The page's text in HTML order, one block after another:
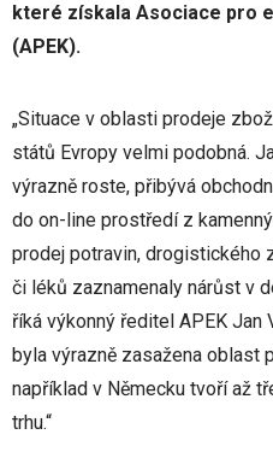
které získala Asociace pro
(APEK).
„Situace v oblasti prodeje
států Evropy velmi podobná.
výrazně roste, přibývá
do on-line prostředí z
prodej potravin, drogistického
či léků zaznamenaly nárůst v
říká výkonný ředitel APEK Jan
byla výrazně zasažena oblast
například v Německu tvoří až
trhu.“